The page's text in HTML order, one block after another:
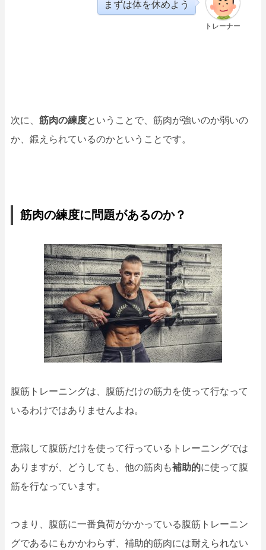
トレーナー
まずは体を休めよう
次に、 筋肉の練度ということで、筋肉が強いのか弱いの
か、鍛えられているのかということです。
筋肉の練度に問題があるのか？
腹筋トレーニングは、腹筋だけの筋力を使って行なって
いるわけではありませんよね。
意識して腹筋だけを使って行っているトレーニングでは
ありますが、どうしても、他の筋肉も補助的に使って腹
筋を行なっています。
つまり、腹筋に一番負荷がかかっている腹筋トレーニン
グであるにもかかわらず、補助的筋肉には耐えられない